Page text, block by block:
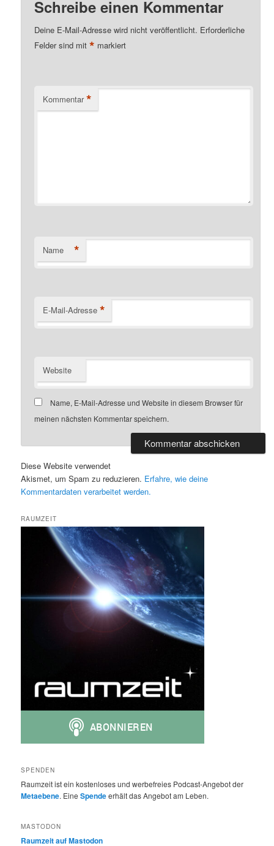
Schreibe einen Kommentar
Deine E-Mail-Adresse wird nicht veröffentlicht. Erforderliche
Felder sind mit* markiert
Kommentar *
Name *
E-Mail-Adresse *
Website
Name, E-Mail-Adresse und Website in diesem Browser für
meinen nächsten Kommentar speichern.
Diese Website verwendet
Akismet, um Spam zu reduzieren. Erfahre, wie deine
Kommentardaten verarbeitet werden.
RAUMZEIT
SPENDEN
Raumzeit ist ein kostenloses und werbefreies Podcast-Angebot der
Metaebene. EineSpendeerhält das Angebot am Leben.
MASTODON
Raumzeit auf Mastodon